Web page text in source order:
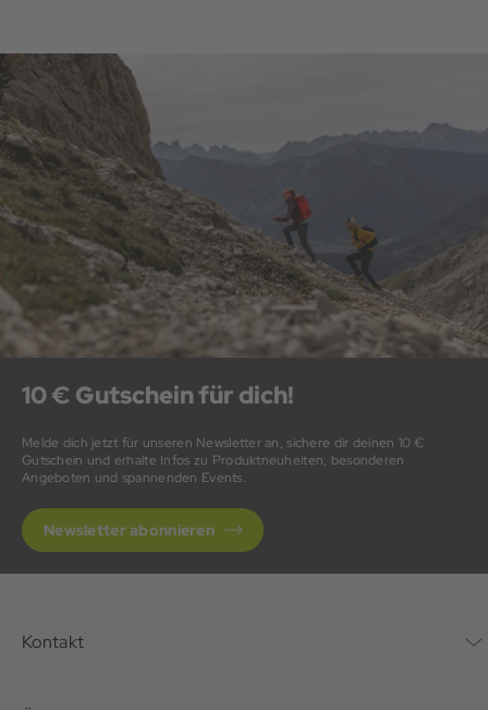
10 € Gutschein für dich!
Melde dich jetzt für unseren Newsletter an, sichere dir deinen 10 €
Gutschein und erhalte Infos zu Produktneuheiten, besonderen
Angeboten und spannenden Events.
Newsletter abonnieren
Kontakt